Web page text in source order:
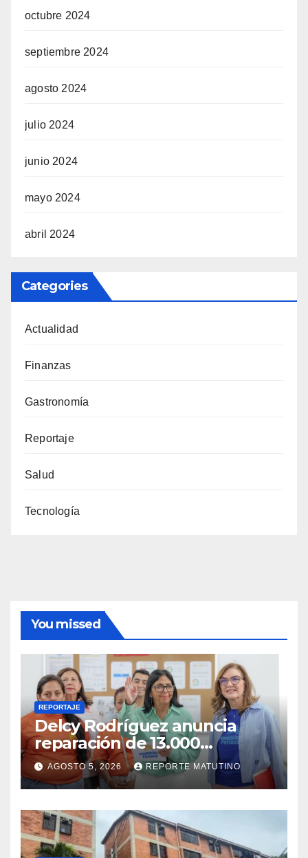
octubre 2024
septiembre 2024
agosto 2024
julio 2024
junio 2024
mayo 2024
abril 2024
Categories
Actualidad
Finanzas
Gastronomía
Reportaje
Salud
Tecnología
You missed
REPORTAJE
Delcy Rodríguez anuncia
reparación de 13.000
viviendas afectadas por los
terremotos
AGOSTO 5, 2026 REPORTE MATUTINO